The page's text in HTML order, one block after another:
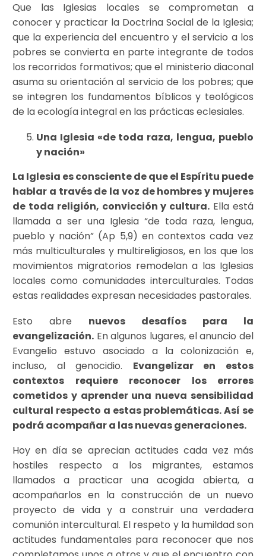
Que las Iglesias locales se comprometan a
conocer y practicar la Doctrina Social de la Iglesia;
que la experiencia del encuentro y el servicio a los
pobres se convierta en parte integrante de todos
los recorridos formativos; que el ministerio diaconal
asuma su orientación al servicio de los pobres; que
se integren los fundamentos bíblicos y teológicos
de la ecología integral en las prácticas eclesiales.
Una Iglesia «de toda raza, lengua, pueblo
y nación»
La Iglesia es consciente de que el Espíritu puede
hablar a través de la voz de hombres y mujeres
de toda religión, convicción y cultura. Ella está
llamada a ser una Iglesia “de toda raza, lengua,
pueblo y nación” (Ap 5,9) en contextos cada vez
más multiculturales y multireligiosos, en los que los
movimientos migratorios remodelan a las Iglesias
locales como comunidades interculturales. Todas
estas realidades expresan necesidades pastorales.
Esto abre nuevos desafíos para la
evangelización. En algunos lugares, el anuncio del
Evangelio estuvo asociado a la colonización e,
incluso, al genocidio. Evangelizar en estos
contextos requiere reconocer los errores
cometidos y aprender una nueva sensibilidad
cultural respecto a estas problemáticas. Así se
podrá acompañar a las nuevas generaciones.
Hoy en día se aprecian actitudes cada vez más
hostiles respecto a los migrantes, estamos
llamados a practicar una acogida abierta, a
acompañarlos en la construcción de un nuevo
proyecto de vida y a construir una verdadera
comunión intercultural. El respeto y la humildad son
actitudes fundamentales para reconocer que nos